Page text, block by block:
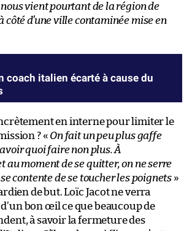
nous vient pourtant de la région de
côté d’une ville contaminée mise en
coach italien écarté à cause du
en interne pour limiter le
? « On fait un peu plus gaffe
quoi faire non plus. À
au moment de se quitter, on ne serre
contente de se toucher les poignets »
de but. Loïc Jacot ne verra
bon œil ce que beaucoup de
à savoir la fermeture des